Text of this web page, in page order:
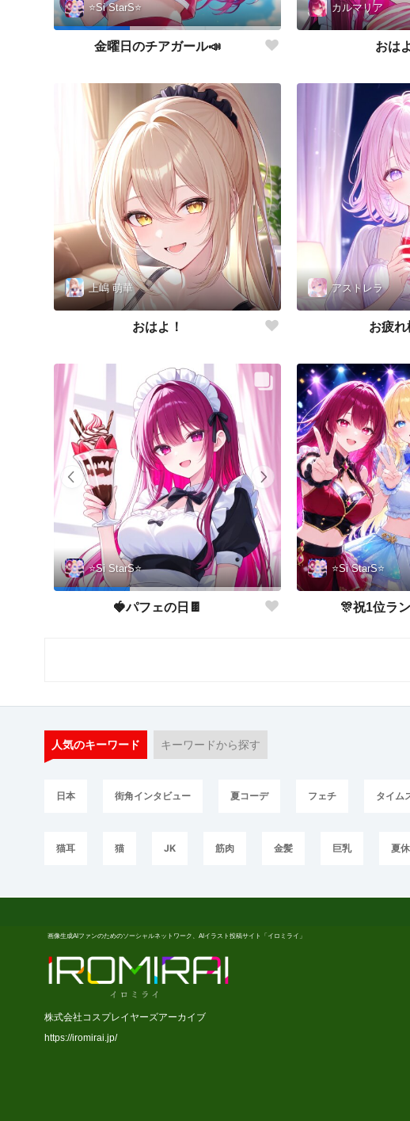
⭐️Si StarS⭐️
金曜日のチアガール📣
カルマリア
おは
上嶋 萌華
おはよ！
アストレラ
お疲れ
⭐️Si StarS⭐️
🍓パフェの日🍫
⭐️Si StarS⭐️
🎊祝1位ラ
人気のキーワード キーワードから探す
日本 街角インタビュー 夏コーデ フェチ タイム
猫耳 猫 JK 筋肉 金髪 巨乳 夏
画像生成AIファンのためのソーシャルネットワーク、AIイラスト投稿サイト「イロミライ」
株式会社コスプレイヤーズアーカイブ
https://iromirai.jp/